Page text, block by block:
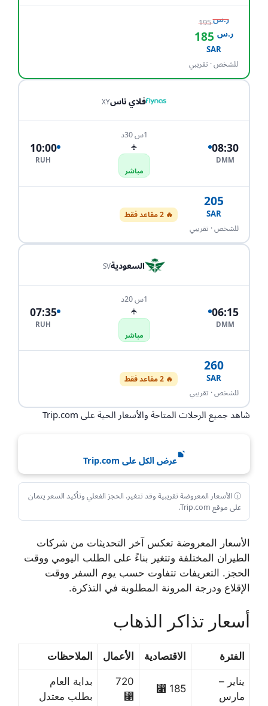
ر.س195
ر.س
SAR
للشخص · تقريبي
فلاي ناسXY
08:30
DMM
1س 30د
✈
مباشر
10:00
RUH
205
SAR
للشخص · تقريبي
🔥 2 مقاعد فقط
السعوديةSV
06:15
DMM
1س 20د
✈
مباشر
07:35
RUH
260
SAR
للشخص · تقريبي
🔥 2 مقاعد فقط
شاهد جميع الرحلات المتاحة والأسعار الحية على Trip.com
عرض الكل على Trip.com
ⓘ الأسعار المعروضة تقريبية وقد تتغير. الحجز الفعلي وتأكيد السعر يتمان
على موقع Trip.com.
الأسعار المعروضة تعكس آخر التحديثات من شركات
الطيران المختلفة وتتغير بناءً على الطلب اليومي ووقت
الحجز. التعريفات تتفاوت حسب يوم السفر ووقت
الإقلاع ودرجة المرونة المطلوبة في التذكرة.
أسعار تذاكر الذهاب
الفترة الاقتصادية الأعمال الملاحظات
يناير –
مارس
185 ⃁
720
⃁
بداية العام
بطلب معتدل